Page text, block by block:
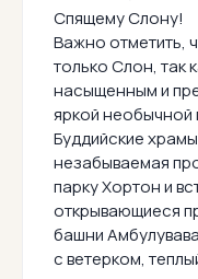
Спящему Слону!
Важно отметить,
только Слон, так
насыщенным и
яркой необычной
Буддийские
незабываемая
парку Хортон и
открывающиеся
башни
с ветерком,